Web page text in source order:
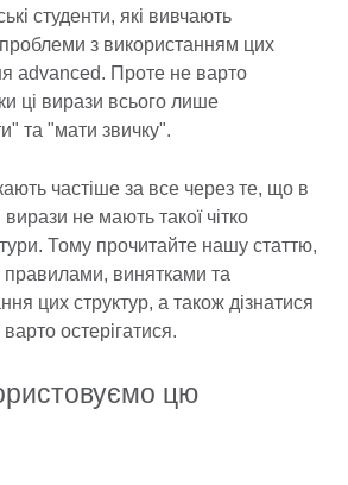
студенти, які вивчають
з використанням цих
advanced. Проте не варто
ці вирази всього лише
та "мати звичку".
частіше за все через те, що в
вирази не мають такої чітко
Тому прочитайте нашу статтю,
правилами, винятками та
цих структур, а також дізнатися
остерігатися.
цю